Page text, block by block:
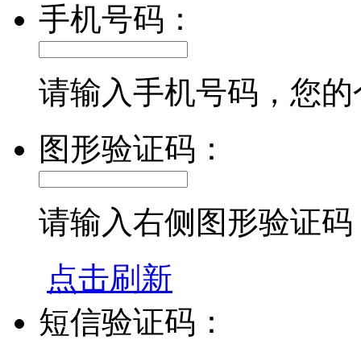
手机号码：
请输入手机号码，您
图形验证码：
请输入右侧图形验证码
点击刷新
短信验证码：